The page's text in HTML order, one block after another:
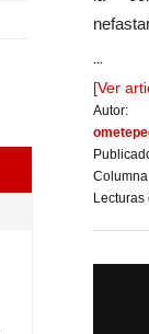
...
[Ver
Autor:
Lecturas